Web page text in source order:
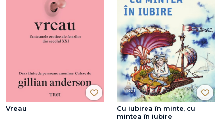
Vreau
Cu iubirea în minte, cu
mintea în iubire